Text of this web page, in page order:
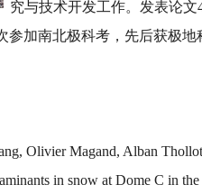
究与技术开发工作。发表论
参加南北极科考，先后获极
Olivier Magand, Alban
in snow at Dome C in